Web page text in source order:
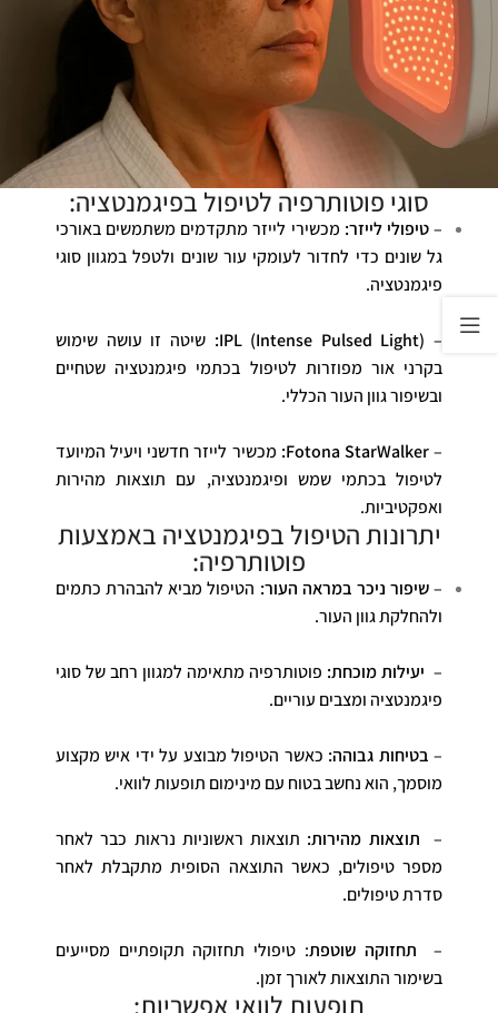
סוגי פוטותרפיה לטיפול בפיגמנטציה:
–טיפולי לייזר: מכשירי לייזר מתקדמים משתמשים באורכי
גל שונים כדי לחדור לעומקי עור שונים ולטפל במגוון סוגי
פיגמנטציה.
–
IPL (Intense Pulsed Light): שיטה זו עושה שימוש
בקרני אור מפוזרות לטיפול בכתמי פיגמנטציה שטחיים
ובשיפור גוון העור הכללי.
–
Fotona StarWalker: מכשיר לייזר חדשני ויעיל המיועד
לטיפול בכתמי שמש ופיגמנטציה, עם תוצאות מהירות
ואפקטיביות.
יתרונות הטיפול בפיגמנטציה באמצעות
פוטותרפיה:
–שיפור ניכר במראה העור: הטיפול מביא להבהרת כתמים
ולהחלקת גוון העור.
– יעילות מוכחת: פוטותרפיה מתאימה למגוון רחב של סוגי
פיגמנטציה ומצבים עוריים.
– בטיחות גבוהה: כאשר הטיפול מבוצע על ידי איש מקצוע
מוסמך, הוא נחשב בטוח עם מינימום תופעות לוואי.
– תוצאות מהירות: תוצאות ראשוניות נראות כבר לאחר
מספר טיפולים, כאשר התוצאה הסופית מתקבלת לאחר
סדרת טיפולים.
– תחזוקה שוטפת: טיפולי תחזוקה תקופתיים מסייעים
בשימור התוצאות לאורך זמן.
תופעות לוואי אפשריות: